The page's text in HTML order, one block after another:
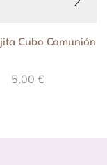
Cubo Comunión
5,00 €